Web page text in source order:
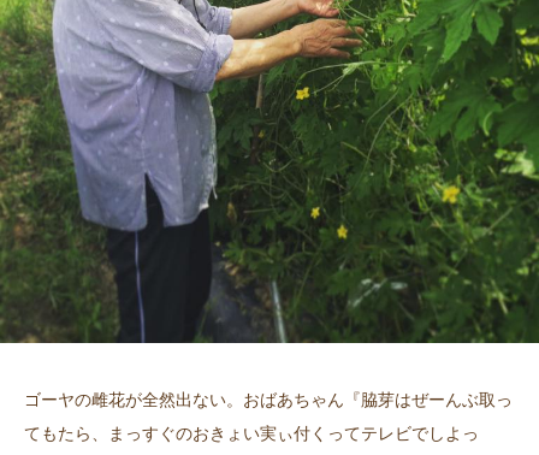
ゴーヤの雌花が全然出ない。おばあちゃん『脇芽はぜーんぶ取っ
てもたら、まっすぐのおきょい実ぃ付くってテレビでしよっ